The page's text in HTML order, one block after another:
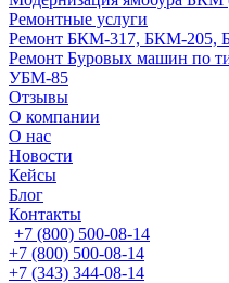
Ремонтные услуги
Ремонт БКМ-317, БКМ-205,
Ремонт Буровых машин по
УБМ-85
Отзывы
О компании
О нас
Новости
Кейсы
Блог
Контакты
+7 (800) 500-08-14
+7 (800) 500-08-14
+7 (343) 344-08-14